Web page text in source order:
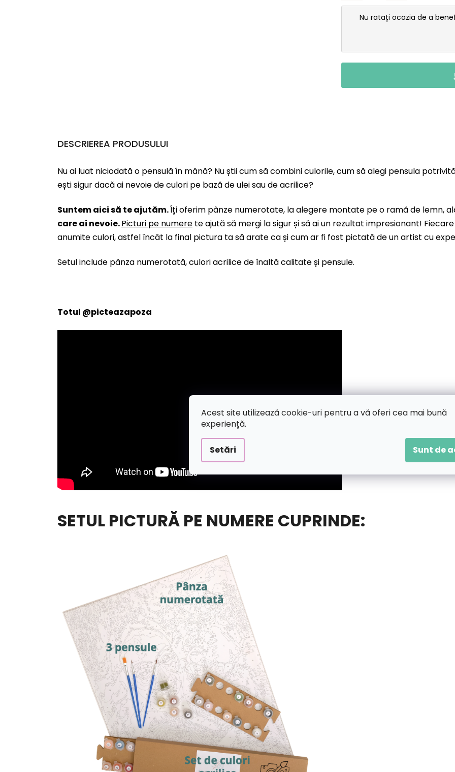
Acest site utilizează cookie-uri pentru a vă oferi cea mai bună
experiență.
Setări Sunt de
Nu ratați ocazia de a
DESCRIEREA PRODUSULUI
Nu ai luat niciodată o pensulă în mână? Nu știi cum să combini culorile, cum să alegi pensula
ești sigur dacă ai nevoie de culori pe bază de ulei sau de acrilice?
Suntem aici să te ajutăm.Îți oferim pânze numerotate, la alegere montate pe o ramă de lemn,
care ai nevoie.Picturi pe numere te ajută să mergi la sigur și să ai un rezultat impresionant!
anumite culori, astfel încât la final pictura ta să arate ca și cum ar fi fost pictată de un artist cu
Setul include pânza numerotată, culori acrilice de înaltă calitate și pensule.
Totul @picteazapoza
SETUL PICTURĂ PE NUMERE CUPRINDE: